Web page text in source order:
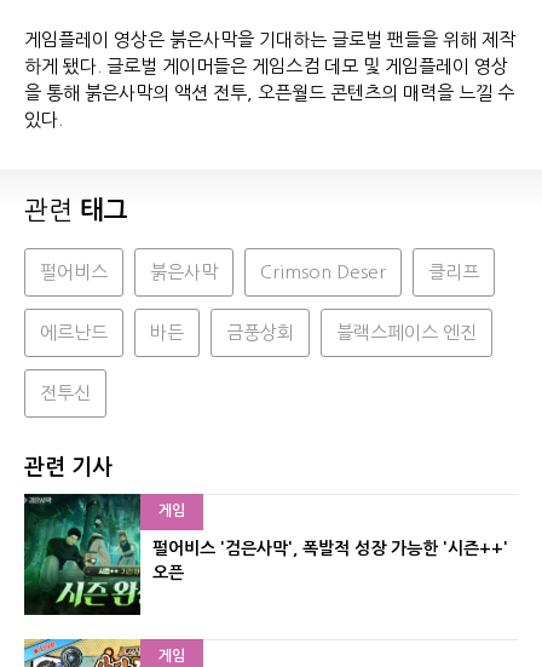
게임플레이 영상은 붉은사막을 기대하는 글로벌 팬들을 위해 제작
하게 됐다. 글로벌 게이머들은 게임스컴 데모 및 게임플레이 영상
을 통해 붉은사막의 액션 전투, 오픈월드 콘텐츠의 매력을 느낄 수
있다.
관련 태그
펄어비스 붉은사막 Crimson Deser 클리프
에르난드 바든 금풍상회 블랙스페이스 엔진
전투신
관련 기사
게임
펄어비스 '검은사막', 폭발적 성장 가능한 '시즌++'
오픈
게임